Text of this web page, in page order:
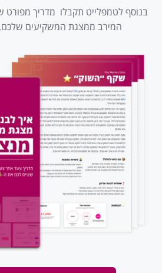
בנוסף לטמפלייט תקבלו מדריך מפורט
המירב ממצגת המשקיעים